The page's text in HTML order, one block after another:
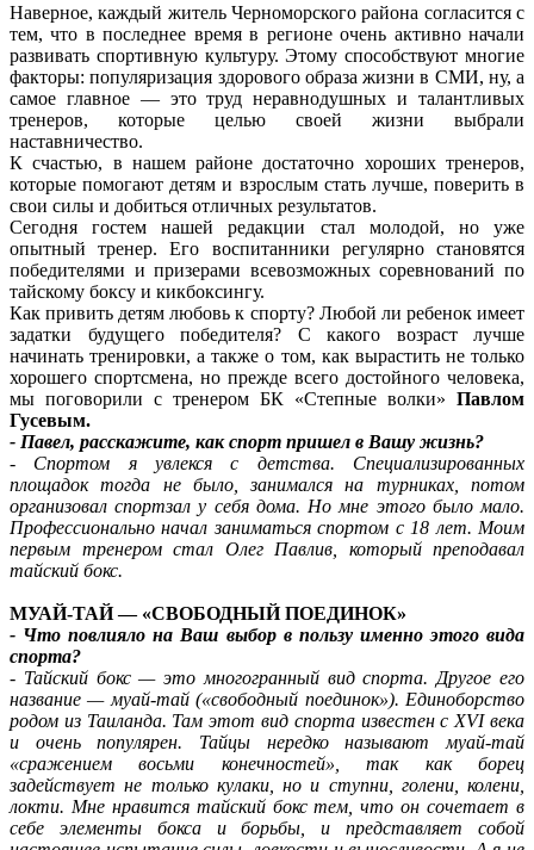
Наверное, каждый житель Черноморского района согласится с
тем, что в последнее время в регионе очень активно начали
развивать спортивную культуру. Этому способствуют многие
факторы: популяризация здорового образа жизни в СМИ, ну, а
самое главное — это труд неравнодушных и талантливых
тренеров, которые целью своей жизни выбрали
наставничество.
К счастью, в нашем районе достаточно хороших тренеров,
которые помогают детям и взрослым стать лучше, поверить в
свои силы и добиться отличных результатов.
Сегодня гостем нашей редакции стал молодой, но уже
опытный тренер. Его воспитанники регулярно становятся
победителями и призерами всевозможных соревнований по
тайскому боксу и кикбоксингу.
Как привить детям любовь к спорту? Любой ли ребенок имеет
задатки будущего победителя? С какого возраст лучше
начинать тренировки, а также о том, как вырастить не только
хорошего спортсмена, но прежде всего достойного человека,
мы поговорили с тренером БК «Степные волки» Павлом
Гусевым.
- Павел, расскажите, как спорт пришел в Вашу жизнь?
- Спортом я увлекся с детства. Специализированных
площадок тогда не было, занимался на турниках, потом
организовал спортзал у себя дома. Но мне этого было мало.
Профессионально начал заниматься спортом с 18 лет. Моим
первым тренером стал Олег Павлив, который преподавал
тайский бокс.
МУАЙ-ТАЙ — «СВОБОДНЫЙ ПОЕДИНОК»
- Что повлияло на Ваш выбор в пользу именно этого вида
спорта?
- Тайский бокс — это многогранный вид спорта. Другое его
название — муай-тай («свободный поединок»). Единоборство
родом из Таиланда. Там этот вид спорта известен с XVI века
и очень популярен. Тайцы нередко называют муай-тай
«сражением восьми конечностей», так как борец
задействует не только кулаки, но и ступни, голени, колени,
локти. Мне нравится тайский бокс тем, что он сочетает в
себе элементы бокса и борьбы, и представляет собой